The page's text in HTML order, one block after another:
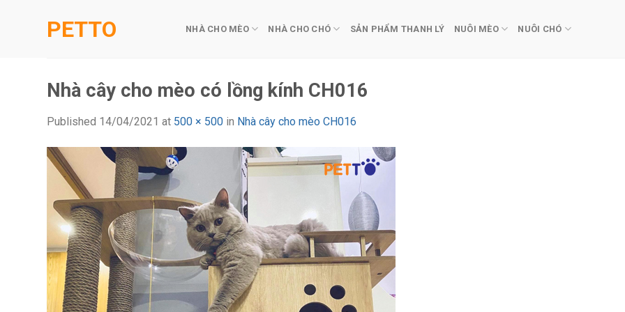
PETTO NHÀ CHO MÈO NHÀ CHO CHÓ SẢN PHẨM THANH LÝ NUÔI MÈO NUÔI CHÓ
Nhà cây cho mèo có lồng kính CH016
Published 14/04/2021 at 500 × 500 in Nhà cây cho mèo CH016